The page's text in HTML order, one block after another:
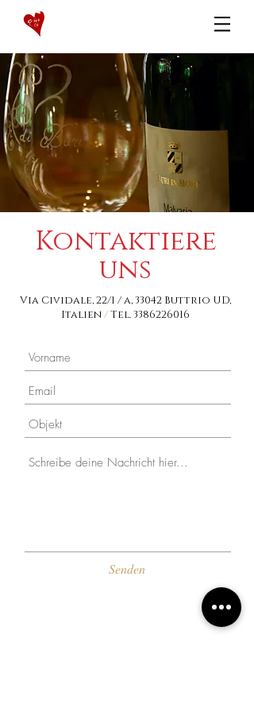
Kontaktiere
uns
Via Cividale, 22/1 / a, 33042 Buttrio UD,
Italien/Tel.3386226016
Senden